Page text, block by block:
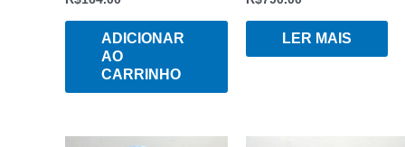
DE
ADICIONAR
AO
CARRINHO
DE
LER MAIS